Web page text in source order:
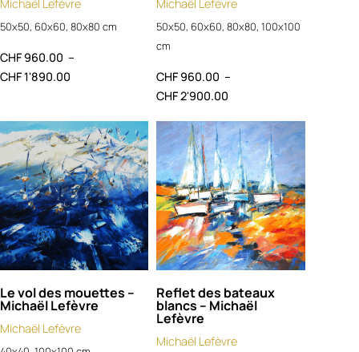
Michaël Lefèvre
50x50, 60x60, 80x80 cm
CHF 960.00 –
CHF1'890.00
Michaël Lefèvre
50x50, 60x60, 80x80, 100x100
cm
CHF 960.00 –
CHF2'900.00
Le vol des mouettes –
Michaël Lefèvre
Michaël Lefèvre
Reflet des bateaux
blancs – Michaël
Lefèvre
Michaël Lefèvre